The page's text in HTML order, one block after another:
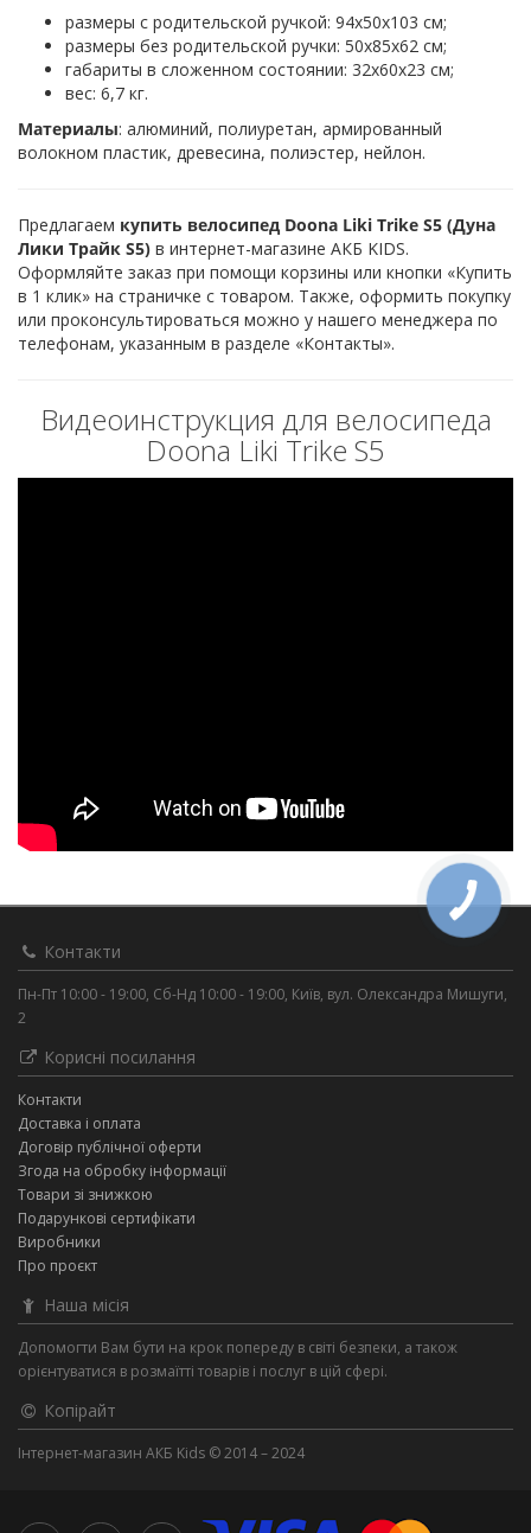
размеры с родительской ручкой: 94х50х103 см;
размеры без родительской ручки: 50х85х62 см;
габариты в сложенном состоянии: 32х60х23 см;
вес: 6,7 кг.
Материалы: алюминий, полиуретан, армированный
волокном пластик, древесина, полиэстер, нейлон.
Предлагаем купить велосипед Doona Liki Trike S5 (Дуна
Лики Трайк S5) в интернет-магазине АКБ KIDS.
Оформляйте заказ при помощи корзины или кнопки «Купить
в 1 клик» на страничке с товаром. Также, оформить покупку
или проконсультироваться можно у нашего менеджера по
телефонам, указанным в разделе «Контакты».
Видеоинструкция для велосипеда
Doona Liki Trike S5
Контакти
Пн-Пт 10:00 - 19:00, Сб-Нд 10:00 - 19:00, Київ, вул. Олександра Мишуги,
2
Корисні посилання
Контакти
Доставка і оплата
Договір публічної оферти
Згода на обробку інформації
Товари зі знижкою
Подарункові сертифікати
Виробники
Про проєкт
Наша місія
Допомогти Вам бути на крок попереду в світі безпеки, а також
орієнтуватися в розмаїтті товарів і послуг в цій сфері.
Копірайт
Інтернет-магазин АКБ Kids © 2014 – 2024